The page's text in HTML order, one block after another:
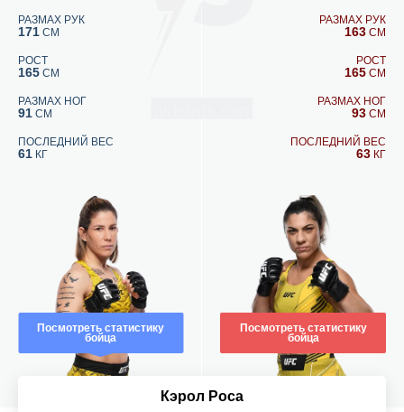
РАЗМАХ РУК
171 СМ
РОСТ
165 СМ
РАЗМАХ НОГ
91 СМ
ПОСЛЕДНИЙ ВЕС
61 КГ
Посмотреть статистику
бойца
РАЗМАХ РУК
163 СМ
РОСТ
165 СМ
РАЗМАХ НОГ
93 СМ
ПОСЛЕДНИЙ ВЕС
63 КГ
Посмотреть статистику
бойца
Кэрол Роса